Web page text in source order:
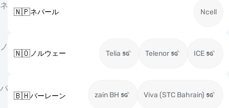
ネ
🇳🇵ネパール Ncell
ノ
🇳🇴ノルウェー Telia Telenor ICE
バ
🇧🇭バーレーン zain BH Viva (STC Bahrain)